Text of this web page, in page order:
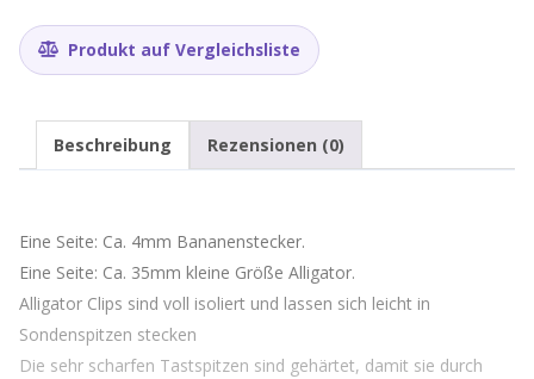
Kabel
Menge
Produkt auf Vergleichsliste
Beschreibung Rezensionen (0)
Eine Seite: Ca. 4mm Bananenstecker.
Eine Seite: Ca. 35mm kleine Größe Alligator.
Alligator Clips sind voll isoliert und lassen sich leicht in
Sondenspitzen stecken
Die sehr scharfen Tastspitzen sind gehärtet, damit sie durch